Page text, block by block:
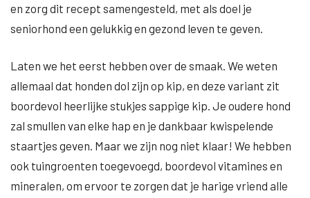
en zorg dit recept samengesteld, met als doel je
seniorhond een gelukkig en gezond leven te geven.
Laten we het eerst hebben over de smaak. We weten
allemaal dat honden dol zijn op kip, en deze variant zit
boordevol heerlijke stukjes sappige kip. Je oudere hond
zal smullen van elke hap en je dankbaar kwispelende
staartjes geven. Maar we zijn nog niet klaar! We hebben
ook tuingroenten toegevoegd, boordevol vitamines en
mineralen, om ervoor te zorgen dat je harige vriend alle